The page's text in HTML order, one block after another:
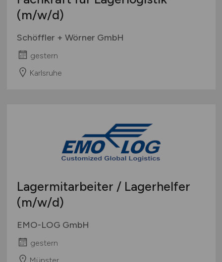
(m/w/d)
Schöffler + Wörner GmbH
gestern
Karlsruhe
Lagermitarbeiter / Lagerhelfer
(m/w/d)
EMO-LOG GmbH
gestern
Münster